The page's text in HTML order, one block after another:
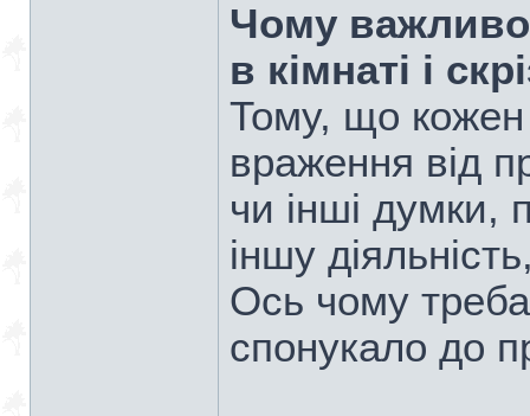
Чому важливо
в кімнаті і
Тому, що кожен
враження від
чи інші думки,
іншу
Ось чому
спонукало до